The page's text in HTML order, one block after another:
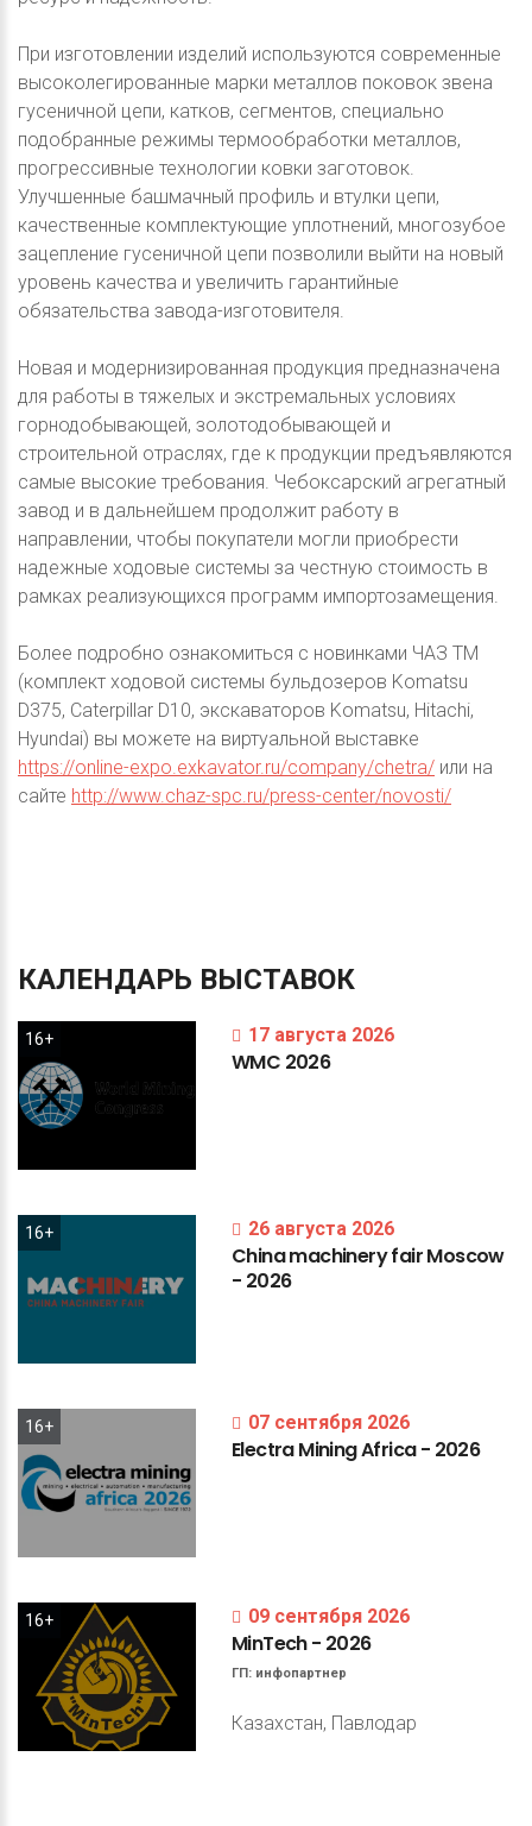
При изготовлении изделий используются современные
высоколегированные марки металлов поковок звена
гусеничной цепи, катков, сегментов, специально
подобранные режимы термообработки металлов,
прогрессивные технологии ковки заготовок.
Улучшенные башмачный профиль и втулки цепи,
качественные комплектующие уплотнений, многозубое
зацепление гусеничной цепи позволили выйти на новый
уровень качества и увеличить гарантийные
обязательства завода-изготовителя.
Новая и модернизированная продукция предназначена
для работы в тяжелых и экстремальных условиях
горнодобывающей, золотодобывающей и
строительной отраслях, где к продукции предъявляются
самые высокие требования. Чебоксарский агрегатный
завод и в дальнейшем продолжит работу в
направлении, чтобы покупатели могли приобрести
надежные ходовые системы за честную стоимость в
рамках реализующихся программ импортозамещения.
Более подробно ознакомиться с новинками ЧАЗ ТМ
(комплект ходовой системы бульдозеров Komatsu
D375, Caterpillar D10, экскаваторов Komatsu, Hitachi,
Hyundai) вы можете на виртуальной выставке
https://online-expo.exkavator.ru/company/chetra/ или на
сайте http://www.chaz-spc.ru/press-center/novosti/
КАЛЕНДАРЬ ВЫСТАВОК
16+ 17 августа 2026
WMC 2026
16+ 26 августа 2026
ChinamachineryfairMoscow
- 2026
16+ 07 сентября 2026
ElectraMiningAfrica- 2026
16+ 09 сентября 2026
MinTech- 2026
ГП: инфопартнер
Казахстан, Павлодар